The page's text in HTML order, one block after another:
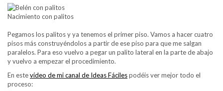
Nacimiento con palitos
Pegamos los palitos y ya tenemos el primer piso. Vamos a hacer cuatro
pisos más construyéndolos a partir de ese piso para que me salgan
paralelos. Para eso vuelvo a pegar un palito lateral en la parte de abajo
y vuelvo a empezar el procedimiento.
En estevídeo de mi canal de Ideas Fácilespodéis ver mejor todo el
proceso: